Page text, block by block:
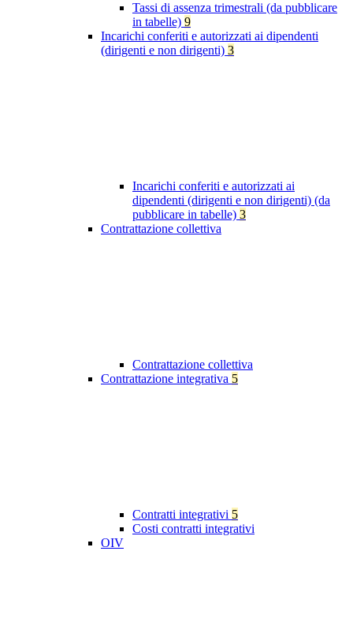
Tassi di assenza trimestrali (da pubblicare
in tabelle) 9
Incarichi conferiti e autorizzati ai dipendenti
(dirigenti e non dirigenti) 3
Incarichi conferiti e autorizzati ai
dipendenti (dirigenti e non dirigenti) (da
pubblicare in tabelle) 3
Contrattazione collettiva
Contrattazione collettiva
Contrattazione integrativa 5
Contratti integrativi 5
Costi contratti integrativi
OIV